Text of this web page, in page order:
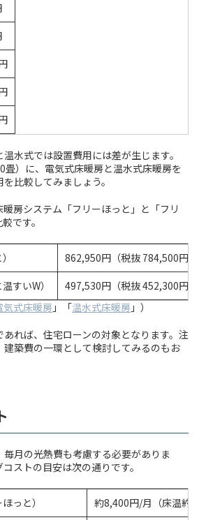
水式では設置費用には差が生じます。
畳）に、電気式床暖房と温水式床暖房を
比較してみましょう。
房システム「フリーほっと」と「フリ
です。
862,950円（税抜 784,500円）
すいW）
497,530円（税抜 452,300円）
気式床暖房」「温水式床暖房 」）
れば、住宅ローンの対象となります。注
築費の一環として検討してみるのもお
月の光熱費も考慮する必要がありま
ストの目安は次の通りです。
っと）
約8,400円/月（床温約